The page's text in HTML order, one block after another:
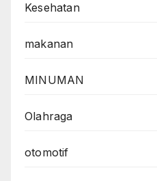
Kesehatan
makanan
MINUMAN
Olahraga
otomotif